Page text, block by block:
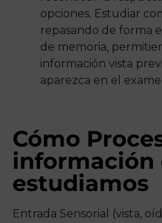
opciones. Estudiar
repasando de forma
de memoria,
información vista
aparezca en el
Cómo
información
estudiamos
Entrada Sensorial (vista,